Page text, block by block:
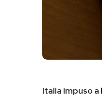
Italia impuso a